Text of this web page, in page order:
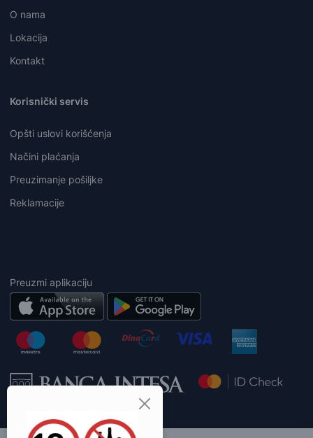
O nama
Lokacija
Kontakt
Korisnički servis
Opšti uslovi korišćenja
Načini plaćanja
Preuzimanje pošiljke
Reklamacije
Preuzmi aplikaciju